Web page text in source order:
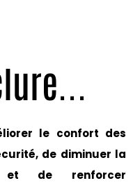
le confort des
de diminuer la
et de renforcer